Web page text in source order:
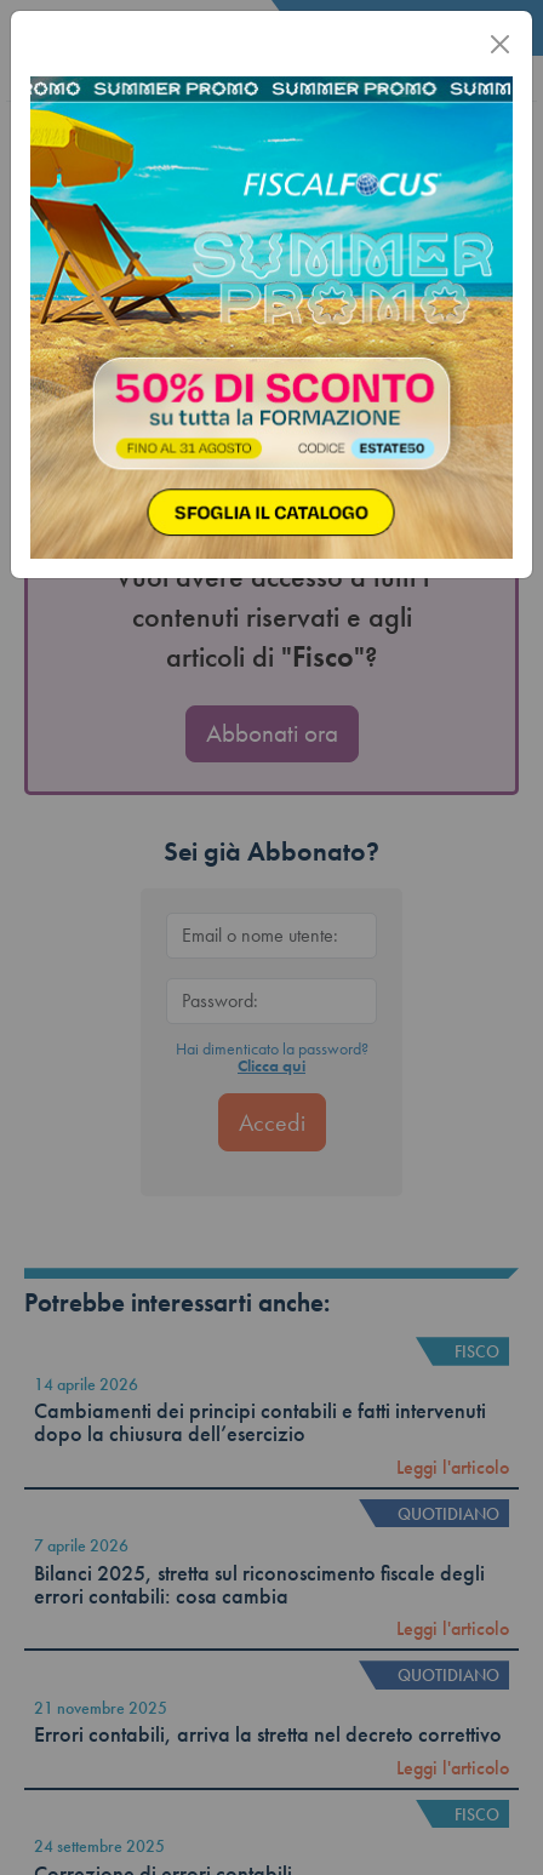
Home Fisco Info Fisco Informafisco
30 ottobre 2015
Categorie: Bilancio e contabilità > Varie
Bilancio. Nuovi principi di redazione
Fiscal News n. 279 - 2015
Come noto, ai fini della corretta redazione del bilancio è
necessario rispettare i principi di cui all’articolo 2423 e
2423-bis c.c. Più precisamente, mentre il primo dispone
quali sono le finalità del bilancio, il secondo si occupa dei
principi che devono essere concretamente osservati nella…
Vuoi avere accesso a tutti i
contenuti riservati e agli
articoli di "Fisco"?
Abbonati ora
Sei già Abbonato?
Hai dimenticato la password?
Clicca qui
Potrebbe interessarti anche:
FISCO
14 aprile 2026
Cambiamenti dei principi contabili e fatti intervenuti
dopo la chiusura dell’esercizio
Leggi l'articolo
QUOTIDIANO
7 aprile 2026
Bilanci 2025, stretta sul riconoscimento fiscale degli
errori contabili: cosa cambia
Leggi l'articolo
QUOTIDIANO
21 novembre 2025
Errori contabili, arriva la stretta nel decreto correttivo
Leggi l'articolo
FISCO
24 settembre 2025